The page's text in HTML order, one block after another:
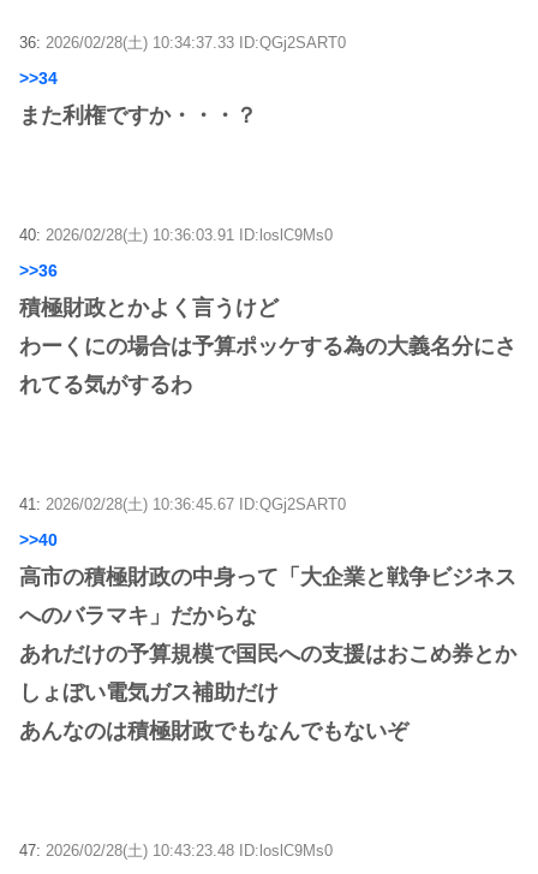
36: 2026/02/28(土) 10:34:37.33 ID:QGj2SART0
>>34
また利権ですか・・・？
40: 2026/02/28(土) 10:36:03.91 ID:loslC9Ms0
>>36
積極財政とかよく言うけど
わーくにの場合は予算ポッケする為の大義名分にさ
れてる気がするわ
41: 2026/02/28(土) 10:36:45.67 ID:QGj2SART0
>>40
高市の積極財政の中身って「大企業と戦争ビジネス
へのバラマキ」だからな
あれだけの予算規模で国民への支援はおこめ券とか
しょぼい電気ガス補助だけ
あんなのは積極財政でもなんでもないぞ
47: 2026/02/28(土) 10:43:23.48 ID:loslC9Ms0